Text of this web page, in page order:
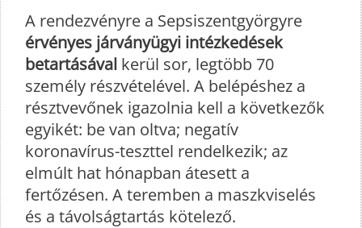
A rendezvényre a Sepsiszentgyörgyre
érvényes járványügyi intézkedések
betartásával kerül sor, legtöbb 70
személy részvételével. A belépéshez a
résztvevőnek igazolnia kell a következők
egyikét: be van oltva; negatív
koronavírus-teszttel rendelkezik; az
elmúlt hat hónapban átesett a
fertőzésen. A teremben a maszkviselés
és a távolságtartás kötelező.